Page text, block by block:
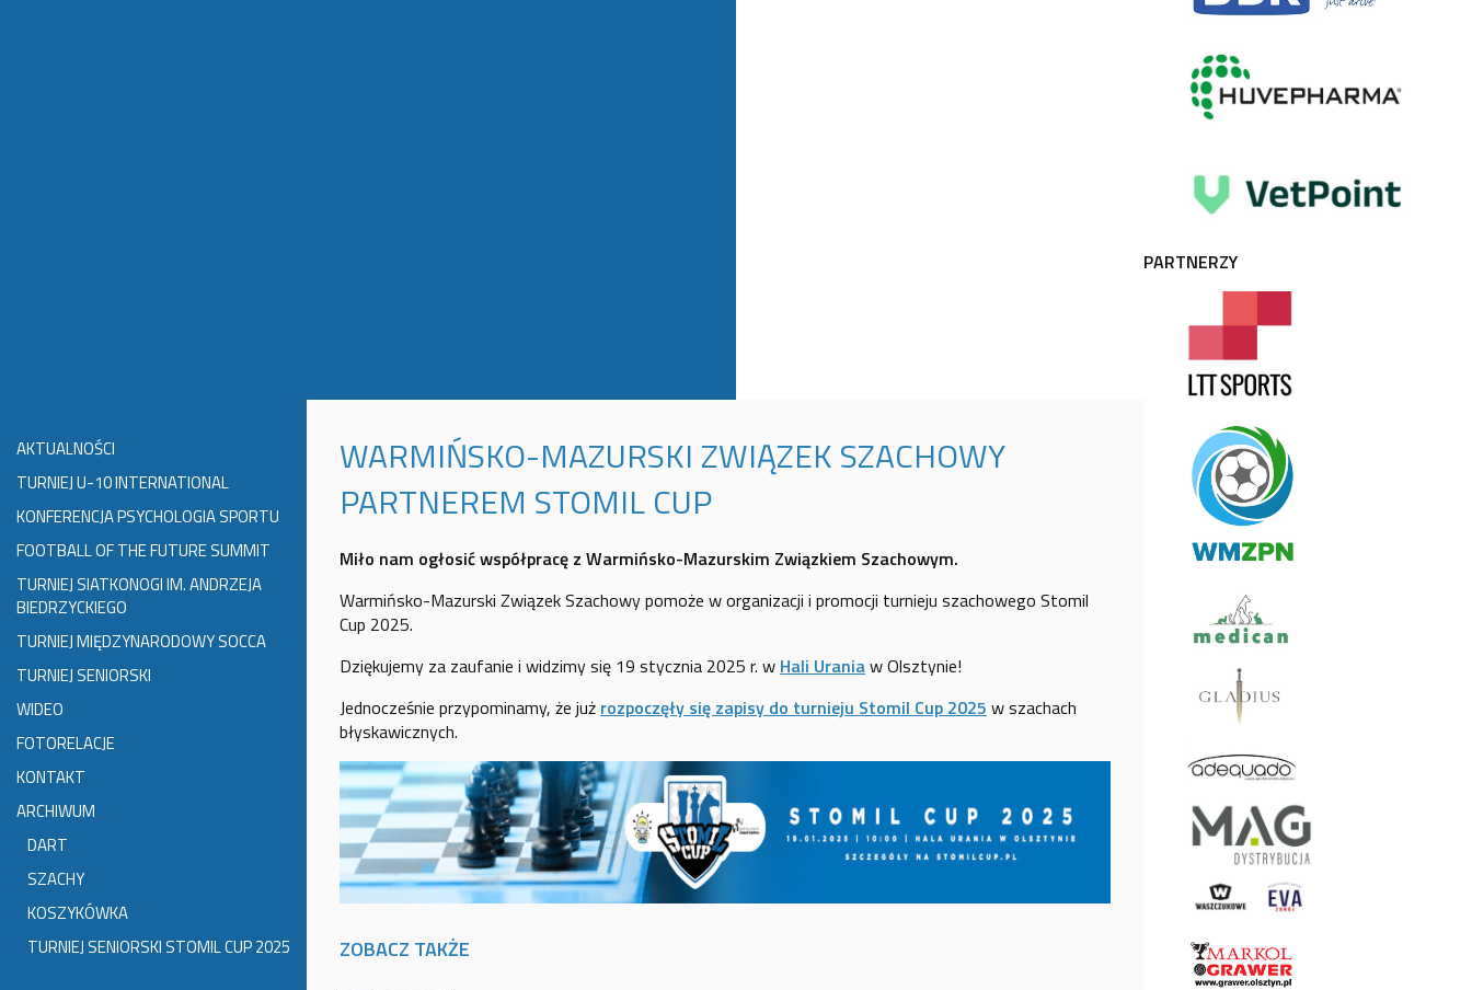
AKTUALNOŚCI
TURNIEJ U-10 INTERNATIONAL
KONFERENCJA PSYCHOLOGIA SPORTU
FOOTBALL OF THE FUTURE SUMMIT
TURNIEJ SIATKONOGI IM. ANDRZEJA
BIEDRZYCKIEGO
TURNIEJ MIĘDZYNARODOWY SOCCA
TURNIEJ SENIORSKI
WIDEO
FOTORELACJE
KONTAKT
ARCHIWUM
DART
SZACHY
KOSZYKÓWKA
TURNIEJ SENIORSKI STOMIL CUP 2025
WARMIŃSKO-MAZURSKI ZWIĄZEK SZACHOWY
PARTNEREM STOMIL CUP
Miło nam ogłosić współpracę z Warmińsko-Mazurskim Związkiem Szachowym.
Warmińsko-Mazurski Związek Szachowy pomoże w organizacji i promocji turnieju szachowego Stomil
Cup 2025.
Dziękujemy za zaufanie i widzimy się 19 stycznia 2025 r. w Hali Uraniaw Olsztynie!
Jednocześnie przypominamy, że już rozpoczęły się zapisy do turnieju Stomil Cup 2025 w szachach
błyskawicznych.
ZOBACZ TAKŻE
PARTNERZY